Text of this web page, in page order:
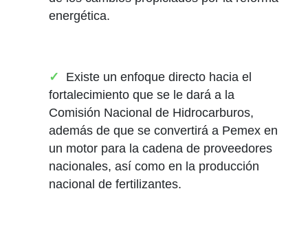
energética.
Existe un enfoque directo hacia el
fortalecimiento que se le dará a la
Comisión Nacional de Hidrocarburos,
además de que se convertirá a Pemex en
un motor para la cadena de proveedores
nacionales, así como en la producción
nacional de fertilizantes.